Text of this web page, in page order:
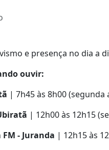
e presença no dia a
ouvir:
| 7h45 às 8h00 (segunda
| 12h00 às 12h15
- Juranda | 12h15 às